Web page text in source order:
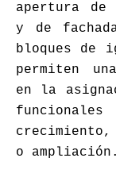
apertura
y de
bloques de
permiten
en la
o ampliación.